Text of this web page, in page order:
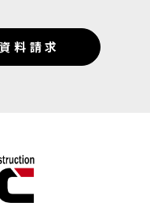
資料請求